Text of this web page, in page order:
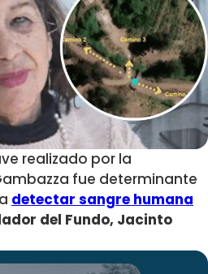
realizado por la
fue determinante
detectar sangre humana
del Fundo, Jacinto